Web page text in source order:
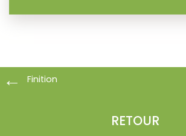
Finition
RETOUR